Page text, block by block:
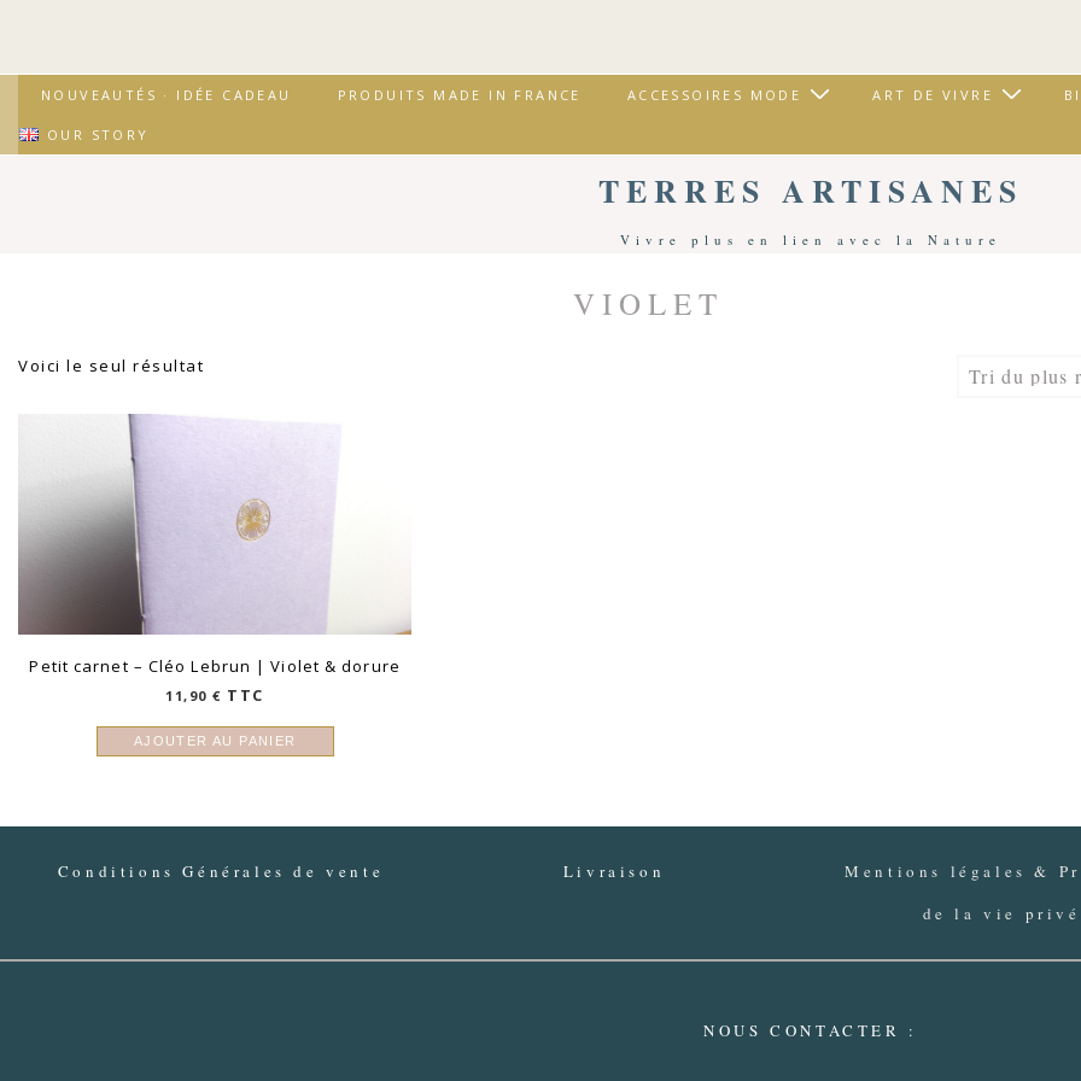
contenu
principalNOUVEAUTÉS · IDÉE CADEAU PRODUITS MADE IN FRANCE ACCESSOIRES MODE ART DE VIVRE
OUR STORY
TERRES ARTISANES
Vivre plus en lien avec la Nature
VIOLET
Voici le seul résultat
Petit carnet – Cléo Lebrun | Violet & dorure
11,90€ TTC
AJOUTER AU PANIER
Conditions Générales de vente Livraison
Mentions légales &
de la vie
NOUS CONTACTER :